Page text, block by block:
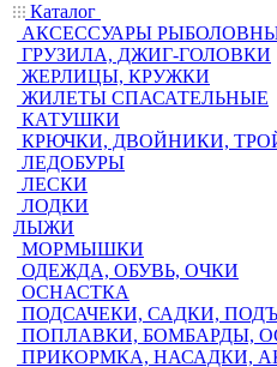
Каталог
АКСЕССУАРЫ
ГРУЗИЛА, ДЖИГ-ГОЛОВКИ
ЖЕРЛИЦЫ, КРУЖКИ
ЖИЛЕТЫ СПАСАТЕЛЬНЫЕ
КАТУШКИ
КРЮЧКИ, ДВОЙНИКИ,
ЛЕДОБУРЫ
ЛЕСКИ
ЛОДКИ
ЛЫЖИ
МОРМЫШКИ
ОДЕЖДА, ОБУВЬ, ОЧКИ
ОСНАСТКА
ПОДСАЧЕКИ, САДКИ,
ПОПЛАВКИ, БОМБАРДЫ,
ПРИКОРМКА, НАСАДКИ,